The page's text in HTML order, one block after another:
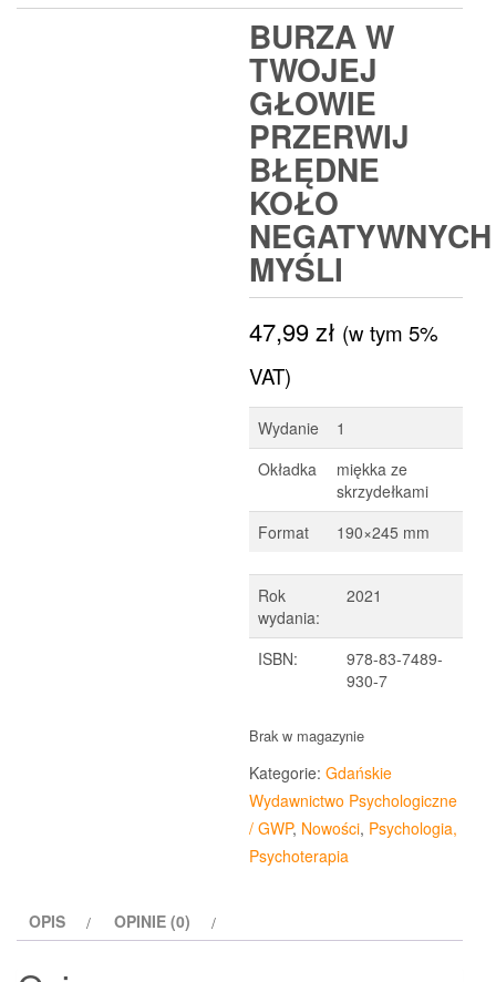
BURZA W
TWOJEJ
GŁOWIE
PRZERWIJ
BŁĘDNE
KOŁO
NEGATYWNYCH
MYŚLI
47,99zł (w tym 5%
VAT)
Wydanie
1
Okładka
miękka ze
skrzydełkami
Format
190×245 mm
Rok
wydania:
2021
ISBN:
978-83-7489-
930-7
Brak w magazynie
Kategorie: Gdańskie
Wydawnictwo Psychologiczne
/ GWP, Nowości, Psychologia,
Psychoterapia
OPIS OPINIE (0)